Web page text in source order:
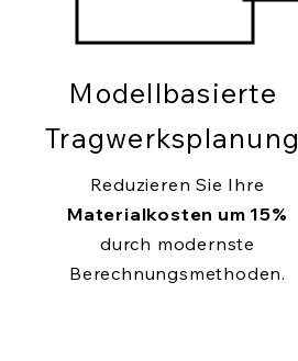
Modellbasierte
Tragwerksplanung
Reduzieren Sie Ihre
Materialkosten um 15%
durch modernste
Berechnungsmethoden.